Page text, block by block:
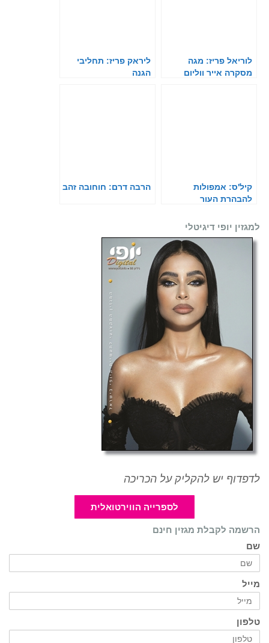
לוריאל פריז: מגה
מסקרה אייר ווליום
ליראק פריז: תחליבי
הגנה
קיל'ס: אמפולות
להבהרת העור
הרבה דרם: חוחובה זהב
למגזין יופי דיגיטלי
לדפדוף יש להקליק על הכריכה
לספרייה הווירטואלית
הרשמה לקבלת מגזין חינם
שם
מייל
טלפון